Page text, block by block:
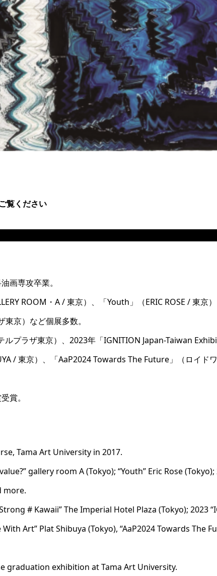
覧ください
画専攻卒業。
ROOM・A / 東京）、「Youth」（ERIC ROSE / 東京
京）など個展多数。
プラザ東京）、2023年「IGNITION Japan-Taiwan
/ 東京）、「AaP2024 Towards The Future」（ロイド
賞。
Tama Art University in 2017.
gallery room A (Tokyo); “Youth” Eric Rose
more.
# Kawaii” The Imperial Hotel Plaza (Tokyo); 2023
Art” Plat Shibuya (Tokyo), “AaP2024 Towards The
graduation exhibition at Tama Art University.